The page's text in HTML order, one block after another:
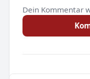
Dein Kommentar